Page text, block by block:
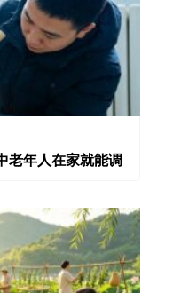
老年人在家就能调